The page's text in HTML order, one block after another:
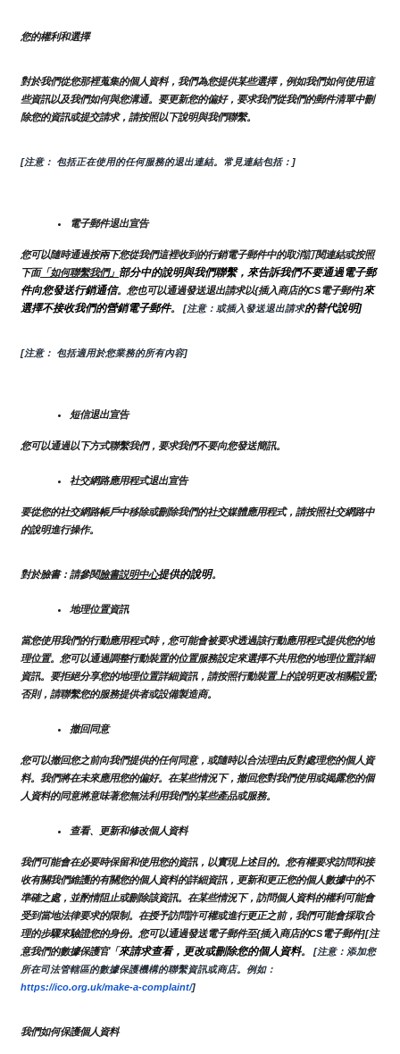
您的權利和選擇
對於我們從您那裡蒐集的個人資料，我們為您提供某些選擇，例如我們如何使用這
些資訊以及我們如何與您溝通。要更新您的偏好，要求我們從我們的郵件清單中刪
除您的資訊或提交請求，請按照以下說明與我們聯繫。
[注意： 包括正在使用的任何服務的退出連結。常見連結包括：]
電子郵件退出宣告
您可以隨時通過按兩下您從我們這裡收到的行銷電子郵件中的取消訂閱連結或按照
下面「如何聯繫我們」 部分中的說明與我們聯繫，來告訴我們不要通過電子郵
件向您發送行銷通信。您也可以通過發送退出請求以{插入商店的CS電子郵件]來
選擇不接收我們的營銷電子郵件。 [注意：或插入發送退出請求的替代說明]
[注意： 包括適用於您業務的所有內容]
短信退出宣告
您可以通過以下方式聯繫我們，要求我們不要向您發送簡訊。
社交網路應用程式退出宣告
要從您的社交網路帳戶中移除或刪除我們的社交媒體應用程式，請按照社交網路中
的說明進行操作。
對於臉書：請參閱臉書説明中心提供的說明。
地理位置資訊
當您使用我們的行動應用程式時，您可能會被要求透過該行動應用程式提供您的地
理位置。您可以通過調整行動裝置的位置服務設定來選擇不共用您的地理位置詳細
資訊。要拒絕分享您的地理位置詳細資訊，請按照行動裝置上的說明更改相關設置;
否則，請聯繫您的服務提供者或設備製造商。
撤回同意
您可以撤回您之前向我們提供的任何同意，或隨時以合法理由反對處理您的個人資
料。我們將在未來應用您的偏好。在某些情況下，撤回您對我們使用或揭露您的個
人資料的同意將意味著您無法利用我們的某些產品或服務。
查看、更新和修改個人資料
我們可能會在必要時保留和使用您的資訊，以實現上述目的。您有權要求訪問和接
收有關我們維護的有關您的個人資料的詳細資訊，更新和更正您的個人數據中的不
準確之處，並酌情阻止或刪除該資訊。在某些情況下，訪問個人資料的權利可能會
受到當地法律要求的限制。在授予訪問許可權或進行更正之前，我們可能會採取合
理的步驟來驗證您的身份。您可以通過發送電子郵件至{插入商店的CS電子郵件][注
意我們的數據保護官「來請求查看，更改或刪除您的個人資料。
[注意：添加您
所在司法管轄區的數據保護機構的聯繫資訊或商店。例如：
https://ico.org.uk/make-a-complaint/]
我們如何保護個人資料